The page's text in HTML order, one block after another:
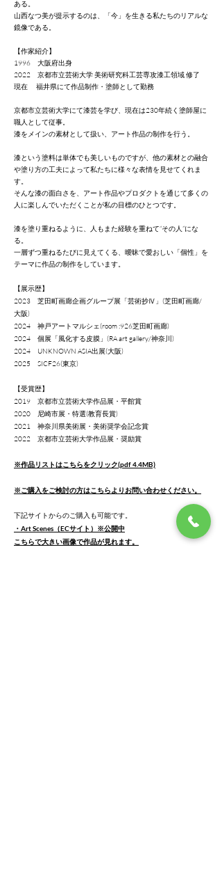
ある。
山西なつ美が提示するのは、「今」を生きる私たちのリアルな
鏡像である。
【作家紹介】
1996 大阪府出身
2022 京都市立芸術大学 美術研究科工芸専攻漆工領域 修了
現在 福井県にて作品制作・塗師として勤務
京都市立芸術大学にて漆芸を学び、現在は230年続く塗師屋に
職人として従事。
漆をメインの素材として扱い、アート作品の制作を行う。
漆という塗料は単体でも美しいものですが、他の素材との融合
や塗り方の工夫によって私たちに様々な表情を見せてくれま
す。
そんな漆の面白さを、アート作品やプロダクトを通じて多くの
人に楽しんでいただくことが私の目標のひとつです。
漆を塗り重ねるように、人もまた経験を重ねて“その人”にな
る。
一層ずつ重ねるたびに見えてくる、曖昧で愛おしい「個性」を
テーマに作品の制作をしています。
【展示歴】
2023 芝田町画廊企画グループ展「芸術抄Ⅳ」(芝田町画廊/
大阪)
2024 神戸アートマルシェ(room :926芝田町画廊)
2024 個展「風化する皮膜」(RA art gallery/神奈川)
2024 UNKNOWN ASIA出展(大阪)
2025 SICF26(東京)
【受賞歴】
2019 京都市立芸術大学作品展・平館賞
2020 尼崎市展・特選(教育長賞)
2021 神奈川県美術展・美術奨学会記念賞
2022 京都市立芸術大学作品展・奨励賞
※作品リストはこちらをクリック(pdf 4.4MB)
※ご購入をご検討の方はこちらよりお問い合わせください。
下記サイトからのご購入も可能です。
・Art Scenes（ECサイト）※公開中
​こちらで大きい画像で作品が見れます。